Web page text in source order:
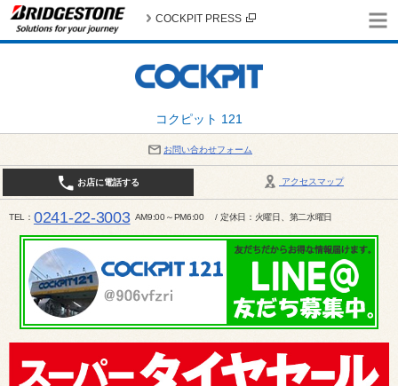
コクピット 121
COCKPIT PRESS
お問い合わせフォーム
アクセスマップ
お店に電話する
TEL 0241-22-3003 AM9:00～PM6:00 / 定休日：火曜日、第二水曜日